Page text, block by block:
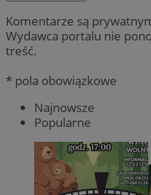
Komentarze są
Wydawca portalu nie
treść.
* pola obowiązkowe
Najnowsze
Popularne